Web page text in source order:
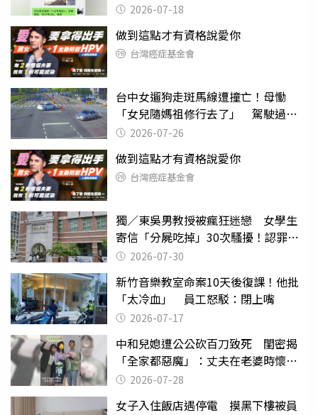
2026-07-18
做到這點才有資格說愛你
台灣癌症基金會
台中女遛狗走斑馬線遭撞亡！母慟
「女兒隨媽祖修行去了」 駕駛過失
致死判9月
2026-07-26
做到這點才有資格說愛你
台灣癌症基金會
獨／東吳男教授被瘋狂迷戀 女學生
寄信「分屍吃掉」30次騷擾！認罪免
關 2026-07-30
新竹音樂教室命案10天後復課！他批
「太冷血」 員工怒駁：閉上嘴
2026-07-17
中和兒媳遭公公砍百刀致死 閨密揭
「全家都惡魔」：丈夫在老婆時懷孕
摔東西
2026-07-28
女子入住飯店遇停電 摸黑下樓被員